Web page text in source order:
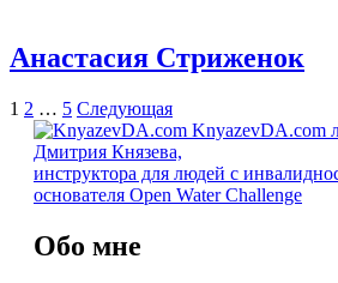
Анастасия Стриженок
Навигация
по
записям
Страница
1 Страница
2 … Страница
5 СледующаяСтраница
KnyazevDA.com
Дмитрия Князева,
инструктора для людей с
основателя Open Water Challenge
Обо мне